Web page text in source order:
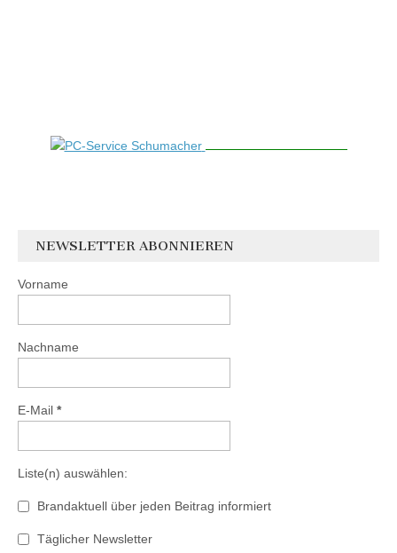
NEWSLETTER ABONNIEREN
Vorname
Nachname
E-Mail *
Liste(n) auswählen:
Brandaktuell über jeden Beitrag informiert
Täglicher Newsletter